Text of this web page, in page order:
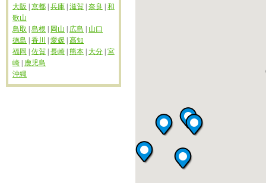
大阪
京都 兵庫 滋賀 奈良
和
歌山
鳥取
島根 岡山 広島
山口
徳島
香川 愛媛 高知
福岡
佐賀 長崎 熊本 大分 宮
崎
鹿児島
沖縄